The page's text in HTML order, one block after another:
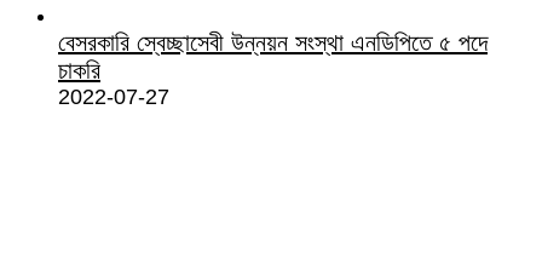
বেসরকারি স্বেচ্ছাসেবী উন্নয়ন সংস্থা এনডিপিতে ৫ পদে
চাকরি
2022-07-27